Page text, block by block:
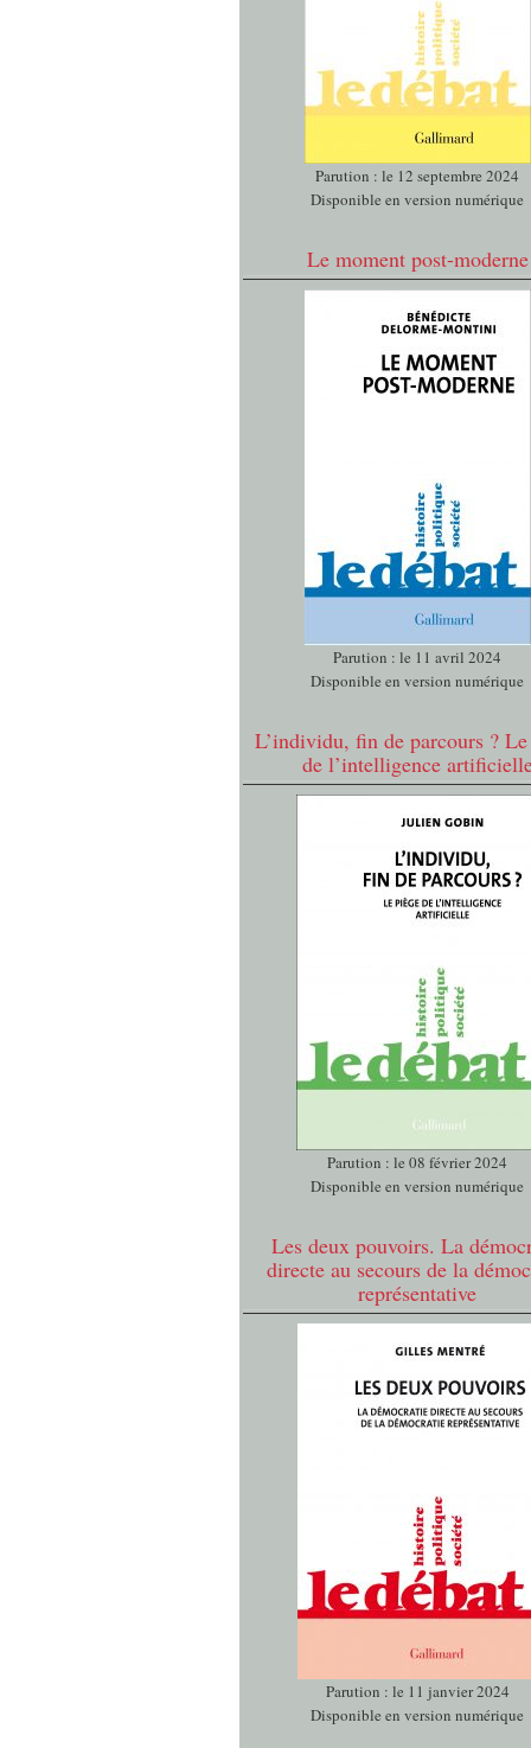
Parution : le 12 septembre 2024
Disponible en version numérique
Le moment post-moderne
Parution : le 11 avril 2024
Disponible en version numérique
L’individu, fin de parcours ?
de l’intelligence
Parution : le 08 février 2024
Disponible en version numérique
Les deux pouvoirs. La
directe au secours de la
représentative
Parution : le 11 janvier 2024
Disponible en version numérique